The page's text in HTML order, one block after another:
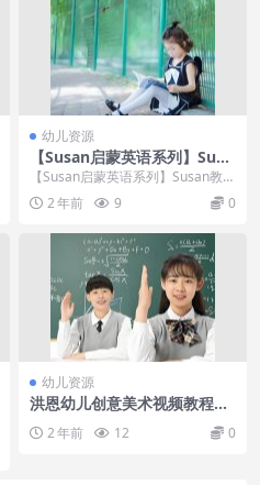
幼儿资源
【Susan启蒙英语系列】Susa
n教英语-牛津树家庭版(1-3阶)
【Susan启蒙英语系列】Susan教英
语-牛津树家庭版(1-3阶)
2 年前 9 0
幼儿资源
洪恩幼儿创意美术视频教程全
发创意
2 年前 12 0